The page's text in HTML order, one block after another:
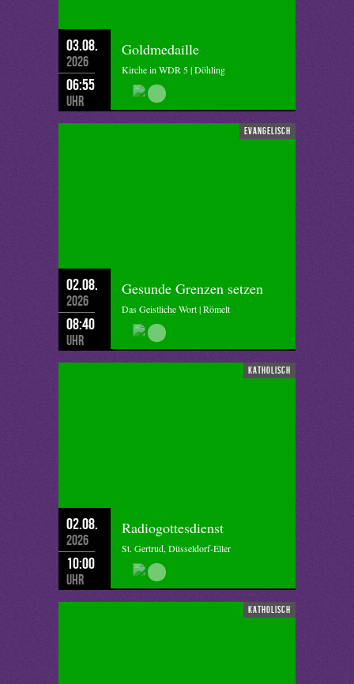
03.08.
2026
06:55
Uhr
Goldmedaille
Kirche in WDR 5 | Döhling
evangelisch
02.08.
2026
08:40
Uhr
Gesunde Grenzen setzen
Das Geistliche Wort | Römelt
katholisch
02.08.
2026
10:00
Uhr
Radiogottesdienst
St. Gertrud, Düsseldorf-Eller
katholisch